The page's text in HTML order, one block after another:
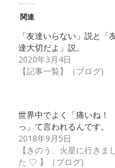
関連
「友達いらない」説と「
達大切だよ」説。
2020年3月4日
【記事一覧】（ブログ)
世界中でよく「痛いね！
っ」て言われるんです。
2018年9月5日
【きのう、火星に行きま
た ♡ 】（ブログ)